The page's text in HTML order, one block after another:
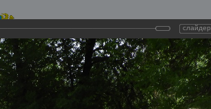
Ивановской области
слайдер